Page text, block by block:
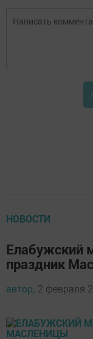
НОВОСТИ
Елабужский
праздник
автор, 2 февраля